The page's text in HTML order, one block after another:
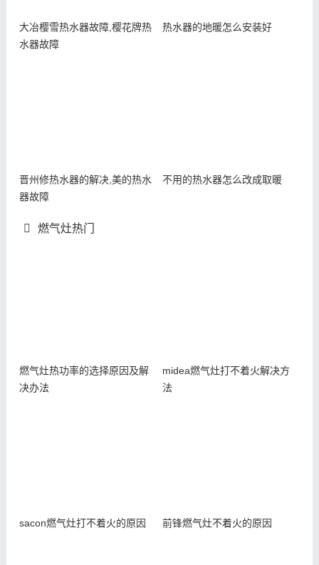
大冶樱雪热水器故障,樱花牌热
水器故障
热水器的地暖怎么安装好
晋州修热水器的解决,美的热水
器故障
不用的热水器怎么改成取暖
燃气灶热门
燃气灶热功率的选择原因及解
决办法
midea燃气灶打不着火解决方
法
sacon燃气灶打不着火的原因 前锋燃气灶不着火的原因